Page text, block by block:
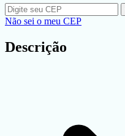
Não sei o meu CEP
Descrição